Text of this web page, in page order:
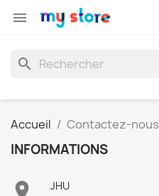

search
Accueil Contactez-nous
INFORMATIONS

JHU